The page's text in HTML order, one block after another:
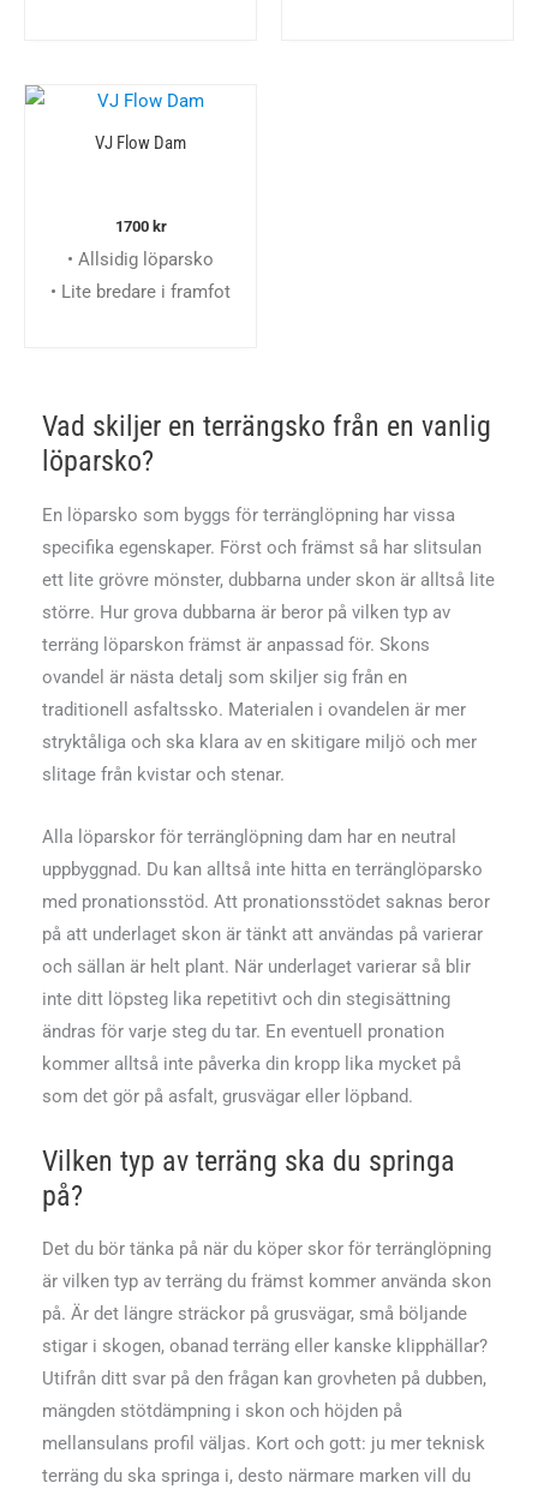
VJ Flow Dam
1700 kr
• Allsidig löparsko
• Lite bredare i framfot
Vad skiljer en terrängsko från en vanlig
löparsko?
En löparsko som byggs för terränglöpning har vissa
specifika egenskaper. Först och främst så har slitsulan
ett lite grövre mönster, dubbarna under skon är alltså lite
större. Hur grova dubbarna är beror på vilken typ av
terräng löparskon främst är anpassad för. Skons
ovandel är nästa detalj som skiljer sig från en
traditionell asfaltssko. Materialen i ovandelen är mer
stryktåliga och ska klara av en skitigare miljö och mer
slitage från kvistar och stenar.
Alla löparskor för terränglöpning dam har en neutral
uppbyggnad. Du kan alltså inte hitta en terränglöparsko
med pronationsstöd. Att pronationsstödet saknas beror
på att underlaget skon är tänkt att användas på varierar
och sällan är helt plant. När underlaget varierar så blir
inte ditt löpsteg lika repetitivt och din stegisättning
ändras för varje steg du tar. En eventuell pronation
kommer alltså inte påverka din kropp lika mycket på
som det gör på asfalt, grusvägar eller löpband.
Vilken typ av terräng ska du springa
på?
Det du bör tänka på när du köper skor för terränglöpning
är vilken typ av terräng du främst kommer använda skon
på. Är det längre sträckor på grusvägar, små böljande
stigar i skogen, obanad terräng eller kanske klipphällar?
Utifrån ditt svar på den frågan kan grovheten på dubben,
mängden stötdämpning i skon och höjden på
mellansulans profil väljas. Kort och gott: ju mer teknisk
terräng du ska springa i, desto närmare marken vill du